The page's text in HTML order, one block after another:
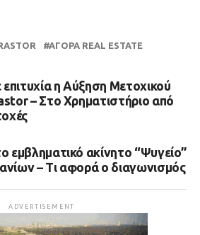
ΑΓΟΡΆ REAL ESTATE
η Αύξηση Μετοχικού
– Στο Χρηματιστήριο από
εμβληματικό ακίνητο “Ψυγείο”
– Τι αφορά ο διαγωνισμός
ADVERTISEMENT